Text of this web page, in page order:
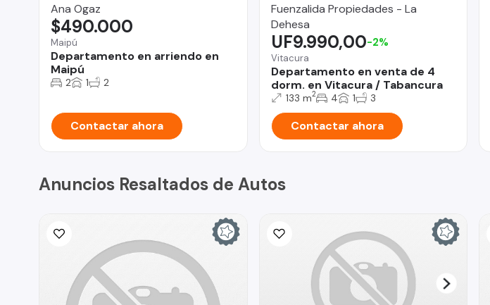
Ana Ogaz
Maipú
Departamento en arriendo en
Maipú
$490.000
2 1 2
Contactar ahora
Fuenzalida Propiedades - La
Dehesa
Vitacura
Departamento en venta de 4
dorm. en Vitacura / Tabancura
UF9.990,00-2%
133 m2 4 1 3
Contactar ahora
Anuncios Resaltados de Autos